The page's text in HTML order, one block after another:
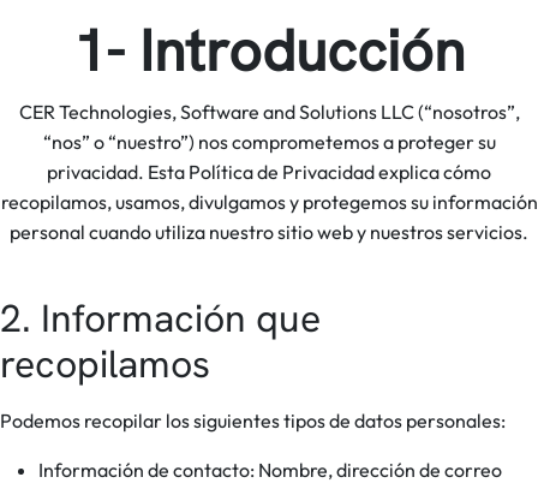
1- Introducción
CER Technologies, Software and Solutions LLC (“nosotros”,
“nos” o “nuestro”) nos comprometemos a proteger su
privacidad. Esta Política de Privacidad explica cómo
recopilamos, usamos, divulgamos y protegemos su información
personal cuando utiliza nuestro sitio web y nuestros servicios.
2. Información que
recopilamos
Podemos recopilar los siguientes tipos de datos personales:
Información de contacto: Nombre, dirección de correo